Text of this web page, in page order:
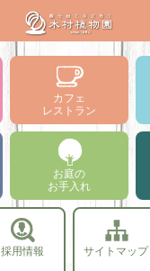
カフェ
レストラン
お庭の
お手入れ
採用情報 サイトマップ